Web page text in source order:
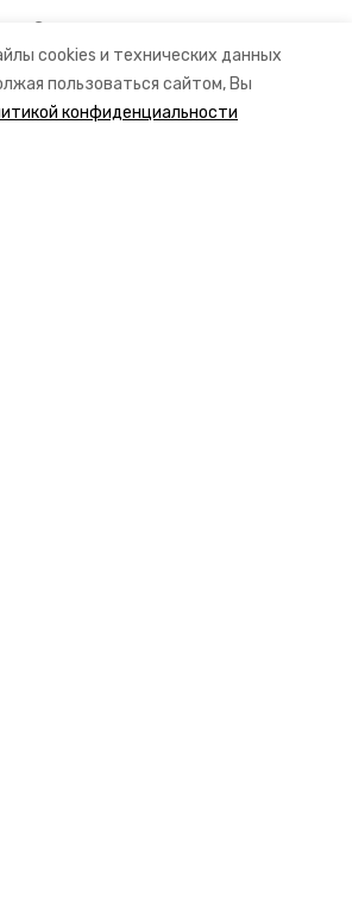
cookies и технических данных
пользоваться сайтом, Вы
конфиденциальности
Ставропольского края
этап модернизации главного
Изобильненского округа.
6,5 километра труб.